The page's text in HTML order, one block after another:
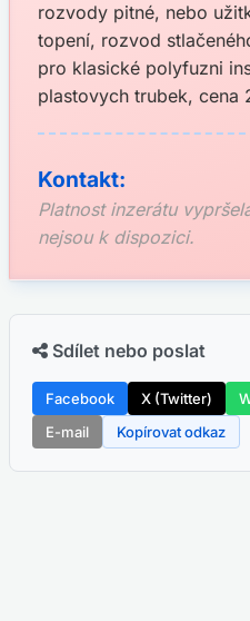
rozvody pitné, nebo
topení, rozvod
pro klasické polyfuzni
plastovych trubek, cena
Kontakt:
Platnost inzerátu
nejsou k dispozici.
Sdílet nebo poslat
Facebook X (Twitter)
E-mail
Kopírovat odkaz